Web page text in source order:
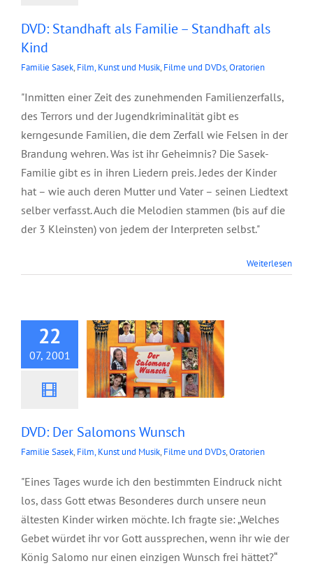
DVD: Standhaft als Familie – Standhaft als
Kind
Familie Sasek, Film, Kunst und Musik, Filme und DVDs,Oratorien
"Inmitten einer Zeit des zunehmenden Familienzerfalls,
des Terrors und der Jugendkriminalität gibt es
kerngesunde Familien, die dem Zerfall wie Felsen in der
Brandung wehren. Was ist ihr Geheimnis? Die Sasek-
Familie gibt es in ihren Liedern preis. Jedes der Kinder
hat – wie auch deren Mutter und Vater – seinen Liedtext
selber verfasst. Auch die Melodien stammen (bis auf die
der 3 Kleinsten) von jedem der Interpreten selbst."
Weiterlesen
22
07, 2001
DVD: Der Salomons
DVD: Der Salomons Wunsch
Familie Sasek, Film, Kunst und Musik, Filme und DVDs,Oratorien
"Eines Tages wurde ich den bestimmten Eindruck nicht
los, dass Gott etwas Besonderes durch unsere neun
ältesten Kinder wirken möchte. Ich fragte sie: „Welches
Gebet würdet ihr vor Gott aussprechen, wenn ihr wie der
König Salomo nur einen einzigen Wunsch frei hättet?“